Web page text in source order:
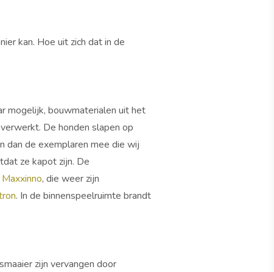
kan. Hoe uit zich dat in de
mogelijk, bouwmaterialen uit het
De honden slapen op
dan de exemplaren mee die wij
ze kapot zijn. De
, die weer zijn
. In de binnenspeelruimte brandt
zijn vervangen door